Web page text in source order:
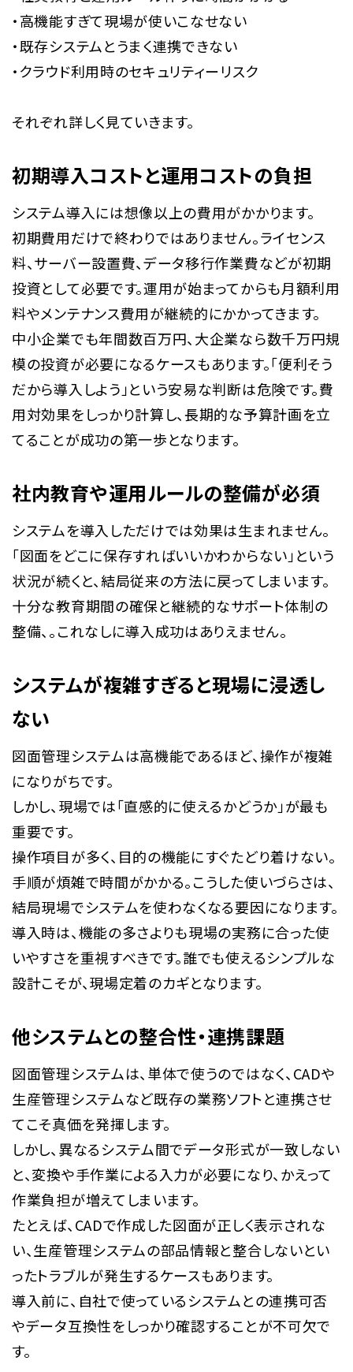
・高機能すぎて現場が使いこなせない
・既存システムとうまく連携できない
・クラウド利用時のセキュリティーリスク
それぞれ詳しく見ていきます。
初期導入コストと運用コストの負担
システム導入には想像以上の費用がかかります。
初期費用だけで終わりではありません。ライセンス
料、サーバー設置費、データ移行作業費などが初期
投資として必要です。運用が始まってからも月額利用
料やメンテナンス費用が継続的にかかってきます。
中小企業でも年間数百万円、大企業なら数千万円規
模の投資が必要になるケースもあります。「便利そう
だから導入しよう」という安易な判断は危険です。費
用対効果をしっかり計算し、長期的な予算計画を立
てることが成功の第一歩となります。
社内教育や運用ルールの整備が必須
システムを導入しただけでは効果は生まれません。
「図面をどこに保存すればいいかわからない」という
状況が続くと、結局従来の方法に戻ってしまいます。
十分な教育期間の確保と継続的なサポート体制の
整備、。これなしに導入成功はありえません。
システムが複雑すぎると現場に浸透し
ない
図面管理システムは高機能であるほど、操作が複雑
になりがちです。
しかし、現場では「直感的に使えるかどうか」が最も
重要です。
操作項目が多く、目的の機能にすぐたどり着けない。
手順が煩雑で時間がかかる。こうした使いづらさは、
結局現場でシステムを使わなくなる要因になります。
導入時は、機能の多さよりも現場の実務に合った使
いやすさを重視すべきです。誰でも使えるシンプルな
設計こそが、現場定着のカギとなります。
他システムとの整合性・連携課題
図面管理システムは、単体で使うのではなく、CADや
生産管理システムなど既存の業務ソフトと連携させ
てこそ真価を発揮します。
しかし、異なるシステム間でデータ形式が一致しない
と、変換や手作業による入力が必要になり、かえって
作業負担が増えてしまいます。
たとえば、CADで作成した図面が正しく表示されな
い、生産管理システムの部品情報と整合しないとい
ったトラブルが発生するケースもあります。
導入前に、自社で使っているシステムとの連携可否
やデータ互換性をしっかり確認することが不可欠で
す。